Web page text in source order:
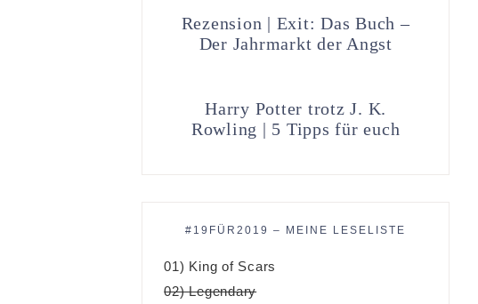
Rezension | Exit: Das Buch –
Der Jahrmarkt der Angst
Harry Potter trotz J. K.
Rowling | 5 Tipps für euch
#19FÜR2019 – MEINE LESELISTE
01) King of Scars
02) Legendary